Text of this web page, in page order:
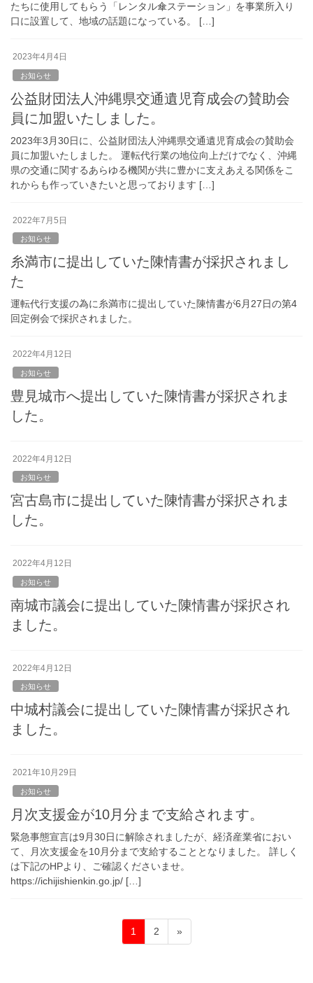
たちに使用してもらう「レンタル傘ステーション」を事業所入り
口に設置して、地域の話題になっている。 […]
2023年4月4日
お知らせ
公益財団法人沖縄県交通遺児育成会の賛助会
員に加盟いたしました。
2023年3月30日に、公益財団法人沖縄県交通遺児育成会の賛助会
員に加盟いたしました。 運転代行業の地位向上だけでなく、沖縄
県の交通に関するあらゆる機関が共に豊かに支えあえる関係をこ
れからも作っていきたいと思っております […]
2022年7月5日
お知らせ
糸満市に提出していた陳情書が採択されまし
た
運転代行支援の為に糸満市に提出していた陳情書が6月27日の第4
回定例会で採択されました。
2022年4月12日
お知らせ
豊見城市へ提出していた陳情書が採択されま
した。
2022年4月12日
お知らせ
宮古島市に提出していた陳情書が採択されま
した。
2022年4月12日
お知らせ
南城市議会に提出していた陳情書が採択され
ました。
2022年4月12日
お知らせ
中城村議会に提出していた陳情書が採択され
ました。
2021年10月29日
お知らせ
月次支援金が10月分まで支給されます。
緊急事態宣言は9月30日に解除されましたが、経済産業省におい
て、月次支援金を10月分まで支給することとなりました。 詳しく
は下記のHPより、ご確認くださいませ。
https://ichijishienkin.go.jp/ […]
1 2 »